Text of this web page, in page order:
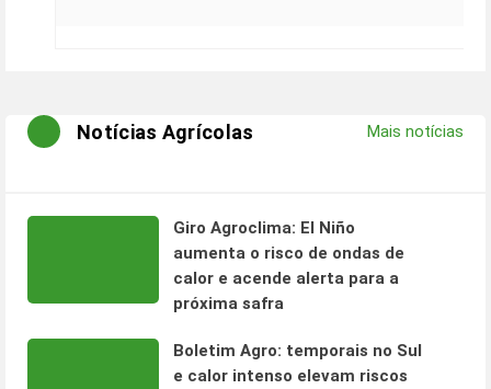
Notícias Agrícolas Mais notícias
Giro Agroclima: El Niño
aumenta o risco de ondas de
calor e acende alerta para a
próxima safra
Boletim Agro: temporais no Sul
e calor intenso elevam riscos